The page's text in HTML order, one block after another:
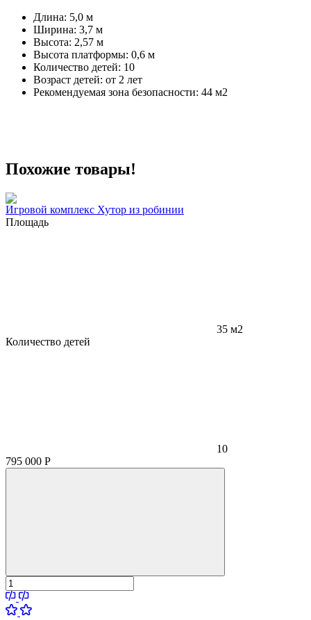
Длина: 5,0 м
Ширина: 3,7 м
Высота: 2,57 м
Высота платформы: 0,6 м
Количество детей: 10
Возраст детей: от 2 лет
Рекомендуемая зона безопасности: 44 м2
Похожие товары!
Игровой комплекс Хутор из робинии
Площадь
35 м2
Количество детей
10
795 000 Р